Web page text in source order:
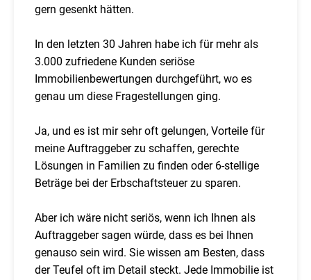
gern gesenkt hätten.
In den letzten 30 Jahren habe ich für mehr als
3.000 zufriedene Kunden seriöse
Immobilienbewertungen durchgeführt, wo es
genau um diese Fragestellungen ging.
Ja, und es ist mir sehr oft gelungen, Vorteile für
meine Auftraggeber zu schaffen, gerechte
Lösungen in Familien zu finden oder 6-stellige
Beträge bei der Erbschaftsteuer zu sparen.
Aber ich wäre nicht seriös, wenn ich Ihnen als
Auftraggeber sagen würde, dass es bei Ihnen
genauso sein wird. Sie wissen am Besten, dass
der Teufel oft im Detail steckt. Jede Immobilie ist